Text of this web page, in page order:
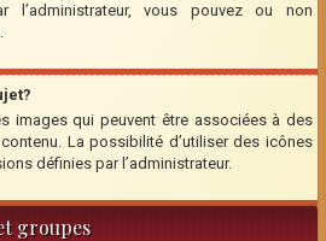
l’administrateur, vous pouvez ou non
images qui peuvent être associées à des
La possibilité d’utiliser des icônes
définies par l’administrateur.
groupes